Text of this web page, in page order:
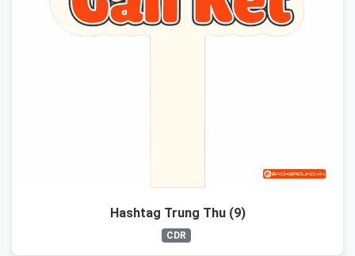
Hashtag Trung Thu (9)
CDR